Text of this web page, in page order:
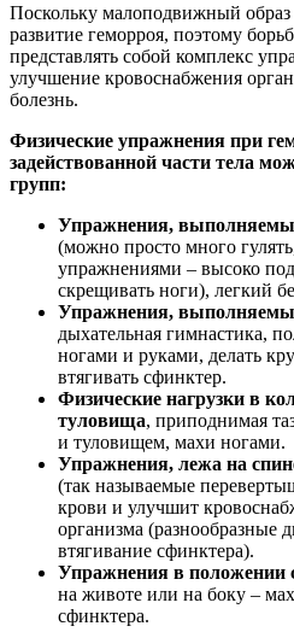
Поскольку малоподвижный
развитие геморроя, поэтому
представлять собой комплекс
улучшение кровоснабжения
болезнь.
Физические упражнения при
задействованной части тела
групп:
Упражнения,
(можно просто много
упражнениями – высоко
скрещивать ноги), легкий
Упражнения,
дыхательная гимнастика,
ногами и руками, делать
втягивать сфинктер.
Физические нагрузки в
туловища, приподнимая
и туловищем, махи ногами.
Упражнения, лежа на
(так называемые
крови и улучшит
организма (разнообразные
втягивание сфинктера).
Упражнения в положении
на животе или на боку –
сфинктера.